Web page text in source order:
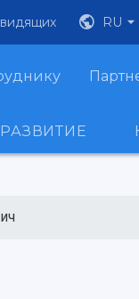
RU
РАЗВИТИЕ